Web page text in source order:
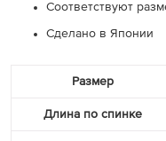
Соответствуют
Сделано в Японии
Размер
Длина по спинке